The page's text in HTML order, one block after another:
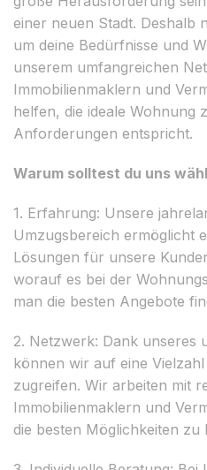
einer neuen Stadt. Deshalb
um deine Bedürfnisse und
unserem umfangreichen
Immobilienmaklern und
helfen, die ideale Wohnung
Anforderungen entspricht.
Warum solltest du uns
1. Erfahrung: Unsere
Umzugsbereich ermöglicht
Lösungen für unsere
worauf es bei der
man die besten Angebote
2. Netzwerk: Dank unseres
können wir auf eine
zugreifen. Wir arbeiten mit
Immobilienmaklern und
die besten Möglichkeiten zu